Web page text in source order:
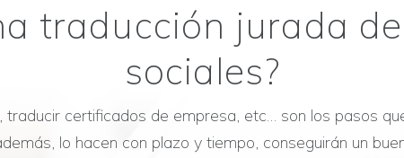
traducción jurada
sociales?
certificados de empresa, etc… son los pasos
lo hacen con plazo y tiempo, conseguirán un